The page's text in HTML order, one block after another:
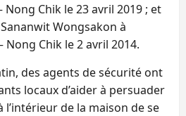
Chik le 23 avril 2019 ; et
Wongsakon à
Chik le 2 avril 2014.
des agents de sécurité ont
locaux d’aider à persuader
l’intérieur de la maison de se